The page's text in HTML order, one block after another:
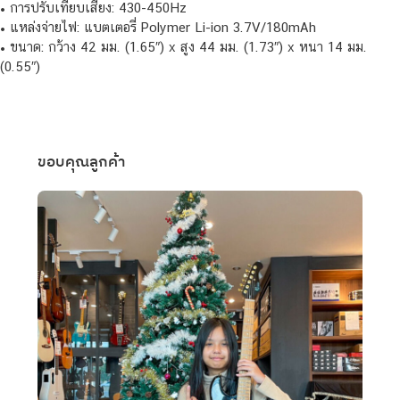
• การปรับเทียบเสียง: 430-450Hz
• แหล่งจ่ายไฟ: แบตเตอรี่ Polymer Li-ion 3.7V/180mAh
• ขนาด: กว้าง 42 มม. (1.65″) x สูง 44 มม. (1.73″) x หนา 14 มม.
(0.55″)
ขอบคุณลูกค้า